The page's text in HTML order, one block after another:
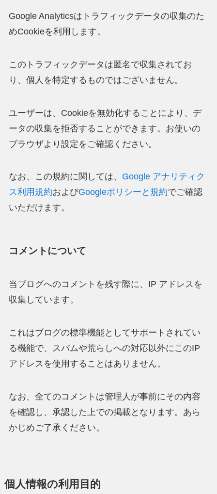
Google Analyticsはトラフィックデータの収集のた
めCookieを利用します。
このトラフィックデータは匿名で収集されてお
り、個人を特定するものではございません。
ユーザーは、Cookieを無効化することにより、デ
ータの収集を拒否することができます。お使いの
ブラウザより設定をご確認ください。
なお、この規約に関しては、 Google アナリティク
ス利用規約およびGoogleポリシーと規約でご確認
いただけます。
コメントについて
当ブログへのコメントを残す際に、IP アドレスを
収集しています。
これはブログの標準機能としてサポートされてい
る機能で、スパムや荒らしへの対応以外にこのIP
アドレスを使用することはありません。
なお、全てのコメントは管理人が事前にその内容
を確認し、承認した上での掲載となります。あら
かじめご了承ください。
個人情報の利用目的